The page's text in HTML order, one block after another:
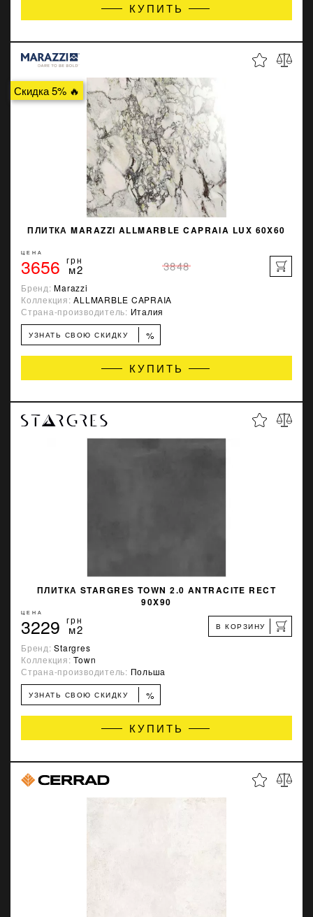
КУПИТЬ
Скидка 5% 🔥
ПЛИТКА MARAZZI ALLMARBLE CAPRAIA LUX 60X60
ЦЕНА
3656 грн
м2 3848
Бренд:Marazzi
Коллекция:ALLMARBLE CAPRAIA
Страна-производитель: Италия
УЗНАТЬ СВОЮ СКИДКУ %
КУПИТЬ
ПЛИТКА STARGRES TOWN 2.0 ANTRACITE RECT
90X90
ЦЕНА
3229 грн
м2 В КОРЗИНУ
Бренд:Stargres
Коллекция:Town
Страна-производитель: Польша
УЗНАТЬ СВОЮ СКИДКУ %
КУПИТЬ